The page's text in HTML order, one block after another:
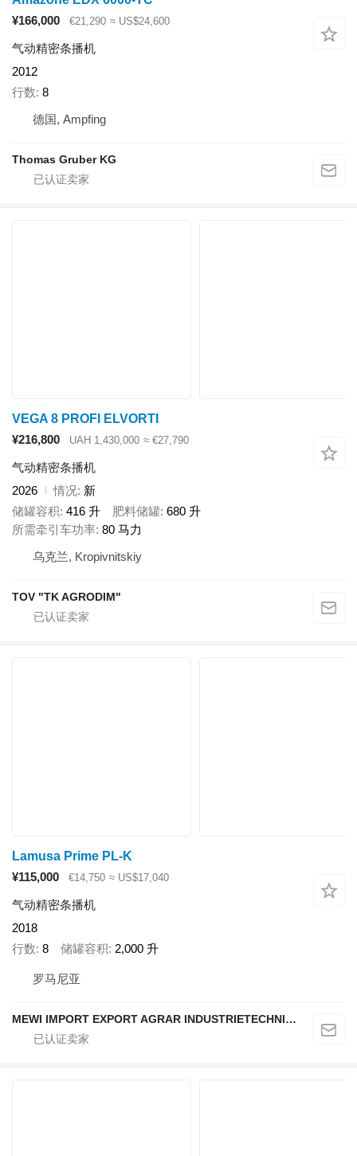
¥166,000
€21,290 ≈ US$24,600
气动精密条播机
2012
行数 8
德国, Ampfing
Thomas Gruber KG
VEGA 8 PROFI ELVORTI
¥216,800
UAH 1,430,000 ≈ €27,790
气动精密条播机
2026
情况 新
储罐容积 416 升 肥料储罐 680 升
所需牵引车功率 80 马力
乌克兰, Kropivnitskiy
TOV "TK AGRODIM"
Lamusa Prime PL-K
¥115,000
€14,750 ≈ US$17,040
气动精密条播机
2018
行数 8 储罐容积 2,000 升
罗马尼亚
MEWI IMPORT EXPORT AGRAR INDUSTRIETECHNIK SRL